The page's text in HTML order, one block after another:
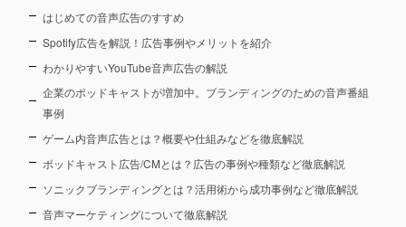
はじめての音声広告のすすめ
Spotify広告を解説！広告事例やメリットを紹介
わかりやすいYouTube音声広告の解説
企業のポッドキャストが増加中。ブランディングのための音声番組
事例
ゲーム内音声広告とは？概要や仕組みなどを徹底解説
ポッドキャスト広告/CMとは？広告の事例や種類など徹底解説
ソニックブランディングとは？活用術から成功事例など徹底解説
音声マーケティングについて徹底解説